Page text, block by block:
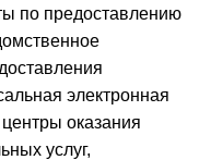
по предоставлению
электронная
оказания
услуг,